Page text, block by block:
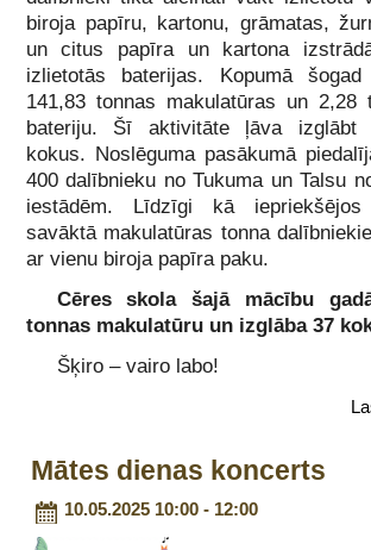
biroja papīru, kartonu, grāmatas,
un citus papīra un kartona
izlietotās baterijas. Kopumā
141,83 tonnas makulatūras un 2,28
bateriju. Šī aktivitāte ļāva izglābt
kokus. Noslēguma pasākumā
400 dalībnieku no Tukuma un Talsu
iestādēm. Līdzīgi kā
savāktā makulatūras tonna
ar vienu biroja papīra paku.
Cēres skola šajā mācību
tonnas makulatūru un izglāba 37
Šķiro – vairo labo!
Mātes dienas koncerts
10.05.2025 10:00 - 12:00